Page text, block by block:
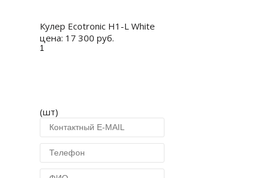
Кулер Ecotronic H1-L White
цена: 17 300 руб.
(шт)